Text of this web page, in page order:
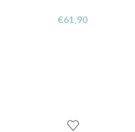
€61,90